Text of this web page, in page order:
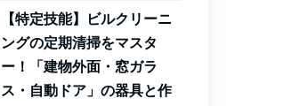
【特定技能】ビルクリーニ
ングの定期清掃をマスタ
ー！「建物外面・窓ガラ
ス・自動ドア」の器具と作